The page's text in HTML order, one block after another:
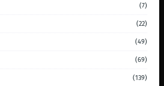
(7)
(22)
(49)
(69)
(139)